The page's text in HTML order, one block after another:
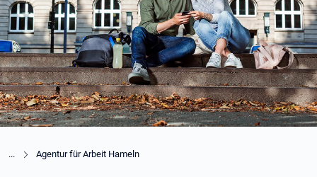
Agentur für Arbeit Hameln